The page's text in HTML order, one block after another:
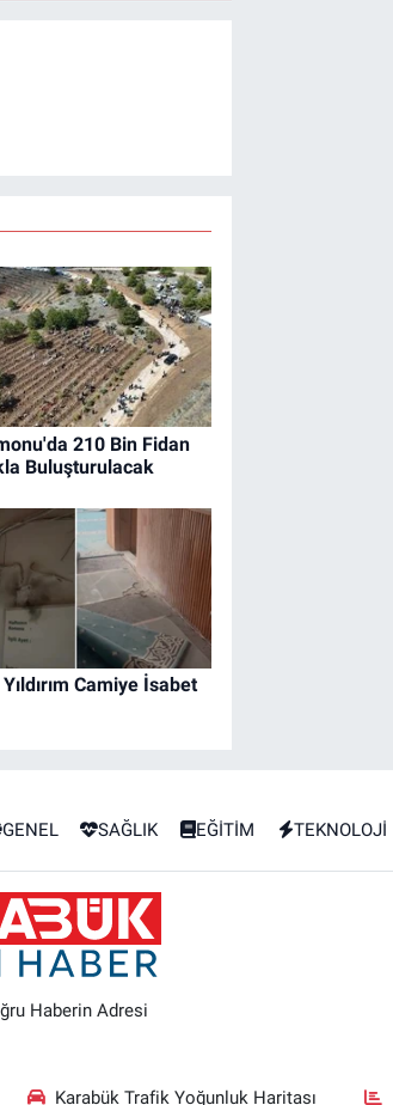
210 Bin Fidan
Buluşturulacak
Camiye İsabet
GENEL SAĞLIK EĞİTİM TEKNOLOJİ
Haberin Adresi
Karabük Trafik Yoğunluk Haritası